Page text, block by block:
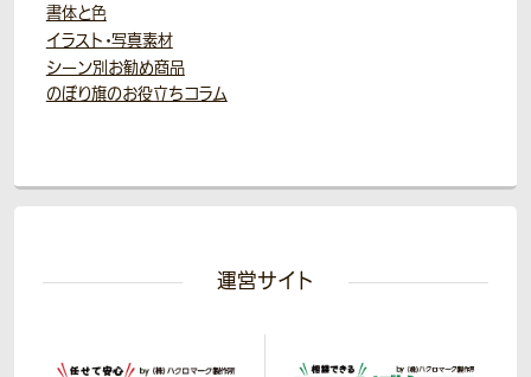
書体と色
イラスト・写真素材
シーン別お勧め商品
のぼり旗のお役立ちコラム
運営サイト